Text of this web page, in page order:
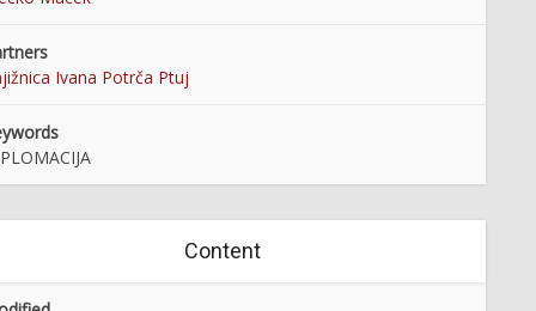
Ivana Potrča Ptuj
Content